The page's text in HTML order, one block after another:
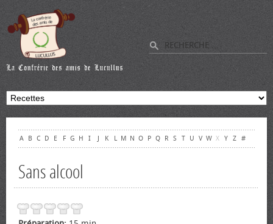
A B C D E F G H I J K L M N O P Q R S T U V W X Y Z #
Sans alcool